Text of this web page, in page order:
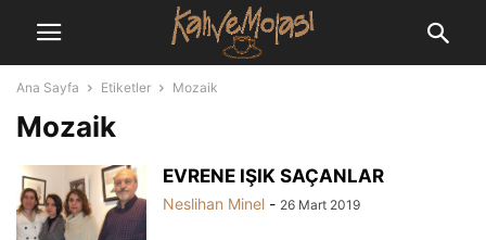
Ana Sayfa Etiketler Mozaik
Mozaik
EVRENE IŞIK SAÇANLAR
Neslihan Minel - 26 Mart 2019